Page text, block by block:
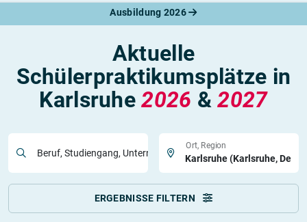
Ausbildung 2026
Aktuelle
Schülerpraktikumsplätze in
Karlsruhe2026 &2027
Beruf, Studiengang, Unternehmen
Ort, Region
ERGEBNISSE FILTERN